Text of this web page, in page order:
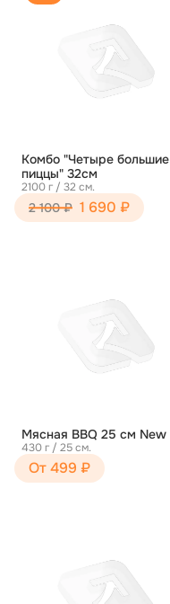
Комбо "Четыре большие
пиццы" 32см
2100 г / 32 см.
2 100 ₽ 1 690 ₽
Мясная BBQ 25 см New
430 г / 25 см.
От 499 ₽